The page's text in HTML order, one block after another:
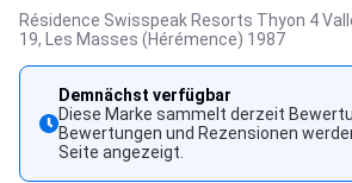
Résidence Swisspeak Resorts Thyon 4
19,
Les Masses (Hérémence) 1987
Demnächst verfügbar
Diese Marke sammelt derzeit
Bewertungen und Rezensionen
Seite angezeigt.